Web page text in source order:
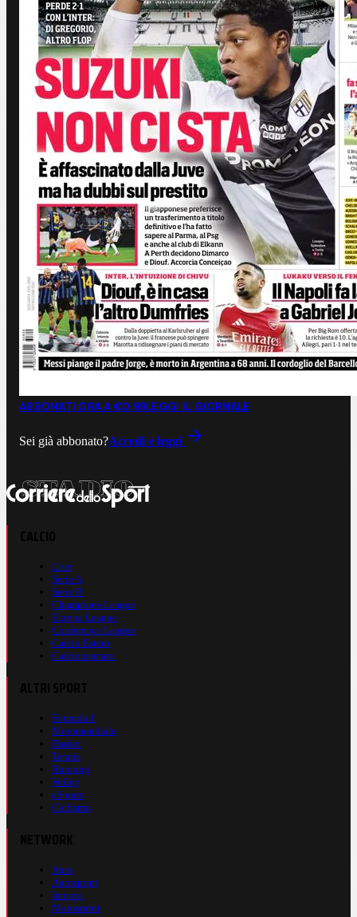
ABBONATI ORA A €0,99LEGGI IL GIORNALE
Sei già abbonato?Accedi e leggi
Live
Serie A
Serie B
Champions League
Europa League
Conference League
Calcio Estero
Calciomercato
Formula 1
Motomondiale
Basket
Tennis
Running
Volley
eSports
Ciclismo
Auto
Autosprint
Inmoto
Motosprint